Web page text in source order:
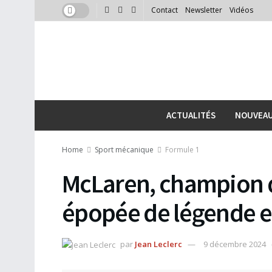
Contact Newsletter Vidéos
ACTUALITÉS
Home Sport mécanique Formule 1
McLaren,
épopée de légende
par Jean Leclerc 9 décembre 2024